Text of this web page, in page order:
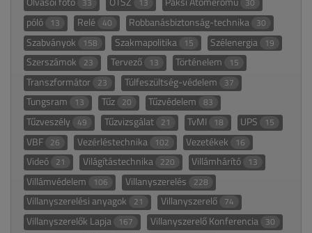
33 13 30
póló 13 Relé 40 Robbanásbiztonság-technika 30
Szabványok 158 Szakmapolitika 15 Szélenergia 19
Szerszámok 23 Tervező 13 Történelem 15
Transzformátor 23 Túlfeszültség-védelem 37
Tungsram 13 Tűz 20 Tűzvédelem 83
Tűzveszély 49 Tűzvizsgálat 21 TvMI 18 UPS 15
VBF 26 Vezérléstechnika 102 Vezetékek 16
Videó 21 Világítástechnika 220 Villámhárító 13
Villámvédelem 106 Villanyszerelés 228
Villanyszerelési anyagok 21 Villanyszerelő 74
Villanyszerelők Lapja 167 Villanyszerelő Konferencia 30